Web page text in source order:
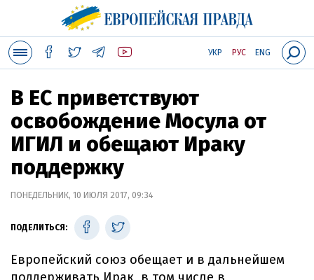
УКР РУС ENG
В ЕС приветствуют
освобождение Мосула от
ИГИЛ и обещают Ираку
поддержку
ПОНЕДЕЛЬНИК, 10 ИЮЛЯ 2017, 09:34
ПОДЕЛИТЬСЯ:
Европейский союз обещает и в дальнейшем